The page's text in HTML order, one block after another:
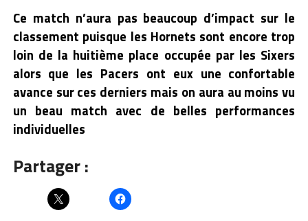
Ce match n’aura pas beaucoup d’impact sur le
classement puisque les Hornets sont encore trop
loin de la huitième place occupée par les Sixers
alors que les Pacers ont eux une confortable
avance sur ces derniers mais on aura au moins vu
un beau match avec de belles performances
individuelles
Partager :